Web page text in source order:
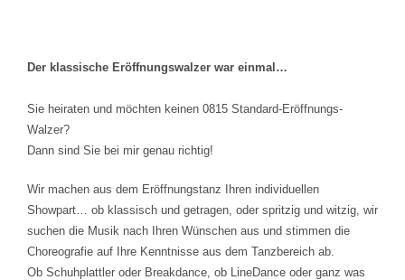
Der klassische Eröffnungswalzer war einmal…
Sie heiraten und möchten keinen 0815 Standard-Eröffnungs-
Walzer?
Dann sind Sie bei mir genau richtig!
Wir machen aus dem Eröffnungstanz Ihren individuellen
Showpart… ob klassisch und getragen, oder spritzig und witzig, wir
suchen die Musik nach Ihren Wünschen aus und stimmen die
Choreografie auf Ihre Kenntnisse aus dem Tanzbereich ab.
Ob Schuhplattler oder Breakdance, ob LineDance oder ganz was